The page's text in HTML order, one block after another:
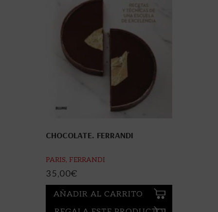
CHOCOLATE. FERRANDI
PARIS, FERRANDI
35,00€
AÑADIR AL CARRITO